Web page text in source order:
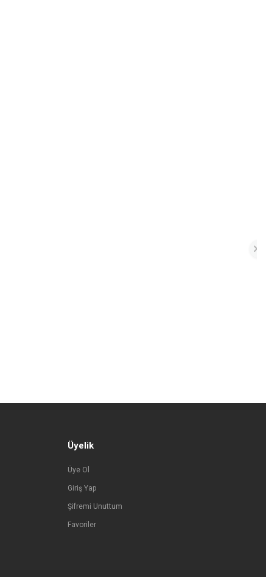
Üyelik
Üye Ol
Giriş Yap
Şifremi Unuttum
Favoriler